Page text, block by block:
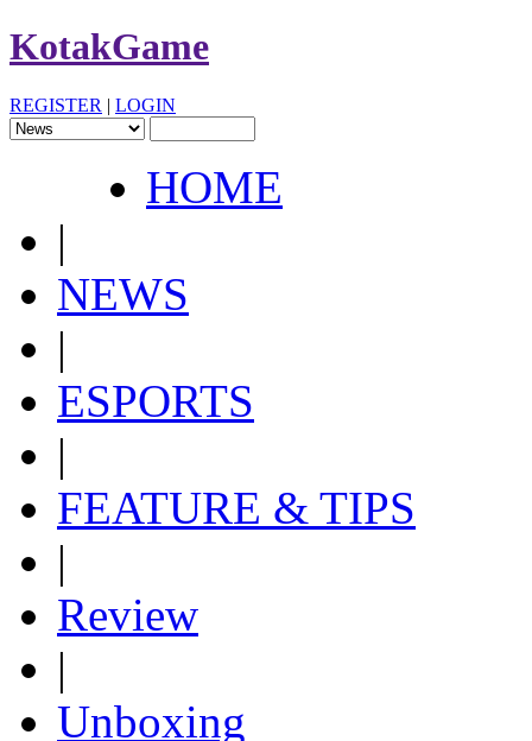
KotakGame
REGISTER | LOGIN
HOME
|
NEWS
|
ESPORTS
|
FEATURE & TIPS
|
Review
|
Unboxing